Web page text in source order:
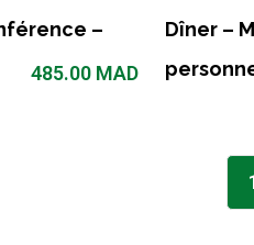
–
485.00 MAD
Dîner –